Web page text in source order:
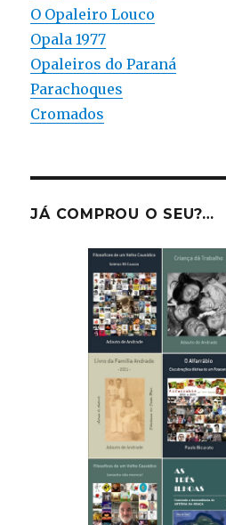
O Opaleiro Louco
Opala 1977
Opaleiros do Paraná
Parachoques
Cromados
JÁ COMPROU O SEU?…